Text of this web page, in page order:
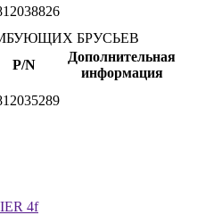
БРУСЬЕВ
P/N
Дополнительная
информация
4f